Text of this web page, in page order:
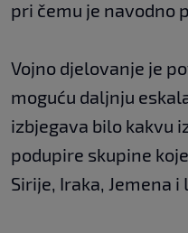
pri čemu je navodno
Vojno djelovanje je
moguću daljnju
izbjegava bilo kakvu
podupire skupine
Sirije, Iraka, Jemena i